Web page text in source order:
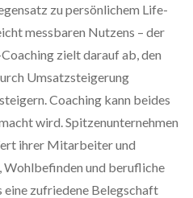
zu persönlichem Life-
messbaren Nutzens – der
zielt darauf ab, den
Umsatzsteigerung
Coaching kann beides
wird. Spitzenunternehmen
ihrer Mitarbeiter und
Wohlbefinden und berufliche
eine zufriedene Belegschaft